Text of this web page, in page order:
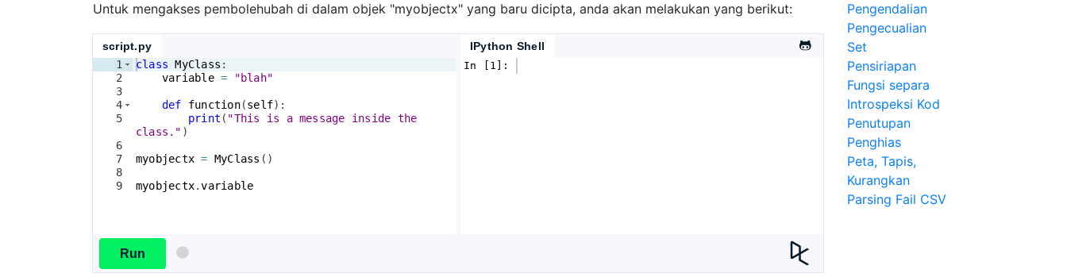
Untuk mengakses pembolehubah di dalam objek "myobjectx" yang baru dicipta, anda akan melakukan yang berikut:
script.py
1
2
3
4
5
6
7
8
9
class MyClass :
variable = "blah"
def function(self) :
print ( "This is a message inside the
class." )
myobjectx = MyClass ( )
myobjectx.variable
IPython Shell
In [1]:
Run
Pengendalian
Pengecualian
Set
Pensiriapan
Fungsi separa
Introspeksi Kod
Penutupan
Penghias
Peta, Tapis,
Kurangkan
Parsing Fail CSV